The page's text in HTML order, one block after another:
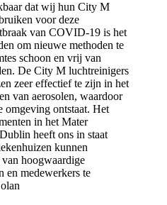
dat wij hun City M
voor deze
van COVID-19 is het
om nieuwe methoden te
schoon en vrij van
De City M luchtreinigers
zeer effectief te zijn in het
van aerosolen, waardoor
omgeving ontstaat. Het
in het Mater
heeft ons in staat
kunnen
hoogwaardige
en medewerkers te